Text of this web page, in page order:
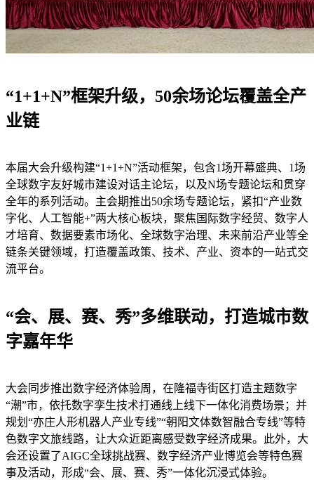
“1+1+N”框架升级，50余场论坛覆盖全产
业链
本届大会升级构建“1+1+N”活动框架，包含1场开幕盛典、1场
全球数字友好城市建设对话主论坛，以及N场专题论坛和贯穿
全年的系列活动。主会期推出50余场专题论坛，紧扣“产业数
字化、人工智能+”两大核心板块，聚焦国际数字经贸、数字人
才培育、数据要素市场化、全球数字治理、未来前沿产业等全
链条关键领域，打造覆盖政策、技术、产业、资本的一站式交
流平台。
“会、展、赛、秀”多维联动，打造城市数
字嘉年华
大会同步推出数字经济体验周，在隆福寺街区打造主题数字
“潮”市，依托数字孪生技术打通线上线下一体化消费场景；并
规划“亦庄人形机器人产业专线”“朝阳文体数智融合专线”等特
色数字文旅线路，让大众近距离感受数字经济成果。此外，大
会还设置了AIGC全球挑战赛、数字经济产业博览会等特色赛
事及活动，形成“会、展、赛、秀”一体化沉浸式体验。